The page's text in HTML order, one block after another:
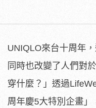
UNIQLO來台十周年
同時也改變了人們對
穿什麼？」透過
周年慶5大特別企畫